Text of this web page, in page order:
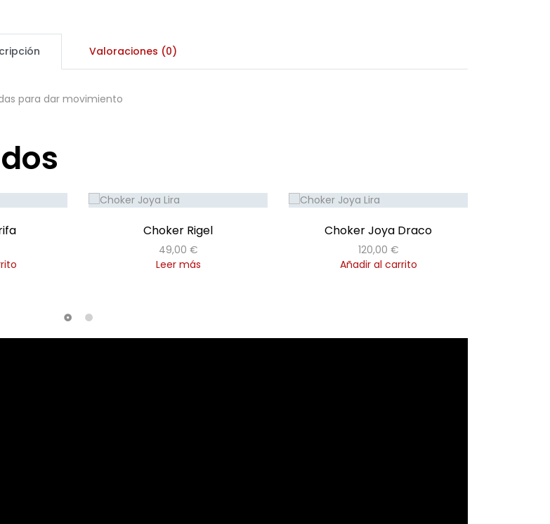
Valoraciones (0)
para dar movimiento
Choker Rigel
49,00 €
Leer más
Choker Joya Draco
120,00 €
Añadir al carrito